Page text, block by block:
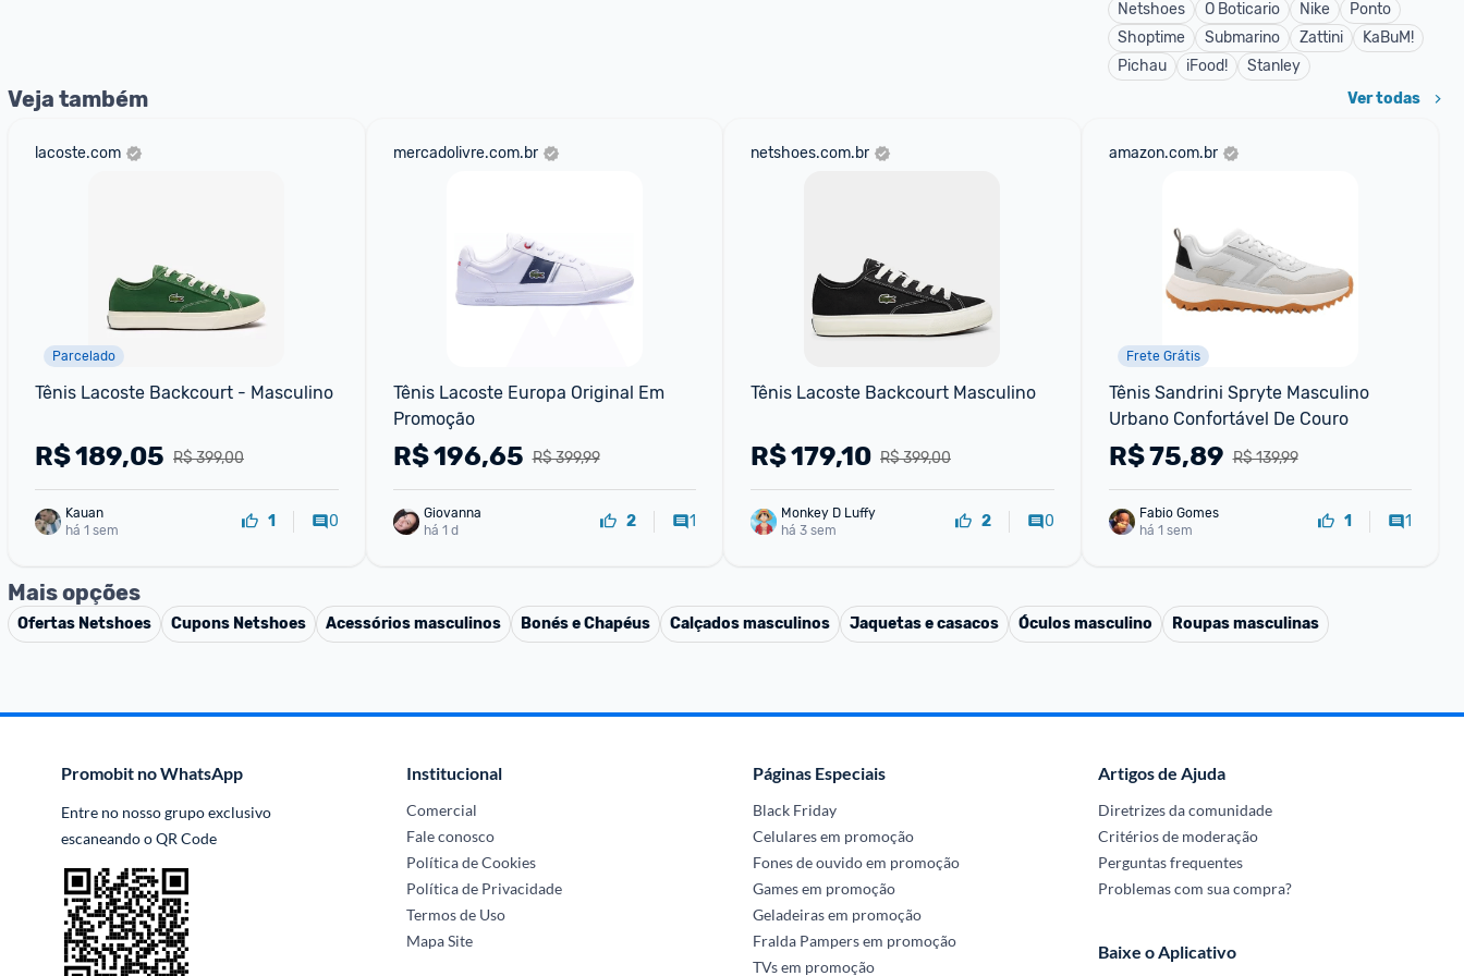
Netshoes
O Boticario Nike
Ponto
Shoptime
Submarino Zattini
KaBuM!
Pichau
iFood! Stanley
Veja também Ver todas
lacoste.com
Parcelado
Tênis Lacoste Backcourt - Masculino
R$ 399,00
R$189,05
Kauan
há 1 sem
1 0
mercadolivre.com.br
Tênis Lacoste Europa Original Em
Promoção
R$ 399,99
R$196,65
Giovanna
há 1 d
2 1
netshoes.com.br
Tênis Lacoste Backcourt Masculino
R$ 399,00
R$179,10
Monkey D Luffy
há 3 sem
2 0
amazon.com.br
Frete Grátis
Tênis Sandrini Spryte Masculino
Urbano Confortável De Couro
R$ 139,99
R$75,89
Fabio Gomes
há 1 sem
1 1
Mais opções
Ofertas Netshoes Cupons Netshoes Acessórios masculinos Bonés e Chapéus Calçados masculinos Jaquetas e casacos Óculos masculino Roupas masculinas
Promobit no WhatsApp
Entre no nosso grupo exclusivo
escaneando o QR Code
Institucional
Comercial
Fale conosco
Política de Cookies
Política de Privacidade
Termos de Uso
Mapa Site
Páginas Especiais
Black Friday
Celulares em promoção
Fones de ouvido em promoção
Games em promoção
Geladeiras em promoção
Fralda Pampers em promoção
TVs em promoção
Artigos de Ajuda
Diretrizes da comunidade
Critérios de moderação
Perguntas frequentes
Problemas com sua compra?
Baixe o Aplicativo